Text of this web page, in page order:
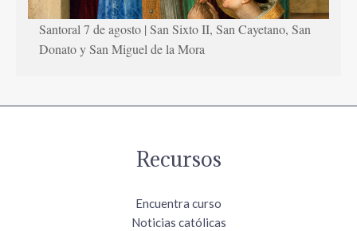
Santoral 7 de agosto | San Sixto II, San Cayetano, San
Donato y San Miguel de la Mora
Recursos
Encuentra curso
Noticias católicas